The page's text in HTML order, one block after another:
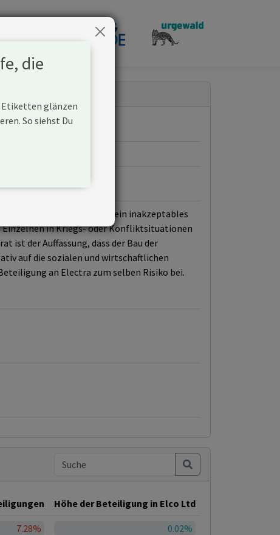
ausgeschlossen, weil ein inakzeptables
Einzelnen in Kriegs- oder Konfliktsituationen
ist der Auffassung, dass der Bau der
auf die sozialen und wirtschaftlichen
an Electra zum selben Risiko bei.
Höhe der Beteiligung in Elco Ltd
7.28% 0.02%
die
Etiketten glänzen
So siehst Du